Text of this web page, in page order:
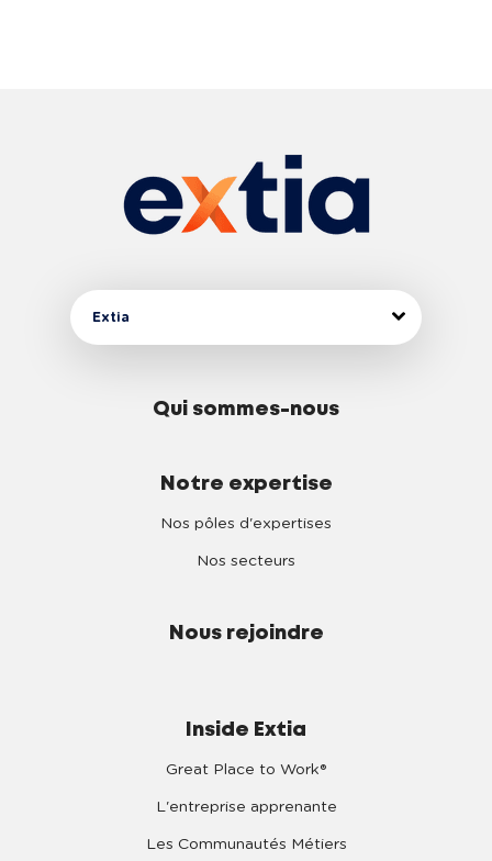
Extia
Qui sommes-nous
Notre expertise
Nos pôles d'expertises
Nos secteurs
Nous rejoindre
Inside Extia
Great Place to Work®
L'entreprise apprenante
Les Communautés Métiers